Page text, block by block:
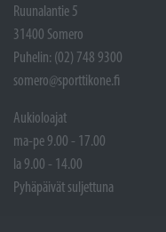
Ruunalantie 5
31400 Somero
Puhelin: (02) 748 9300
somero@sporttikone.fi
Aukioloajat
ma-pe 9.00 - 17.00
la 9.00 - 14.00
Pyhäpäivät suljettuna